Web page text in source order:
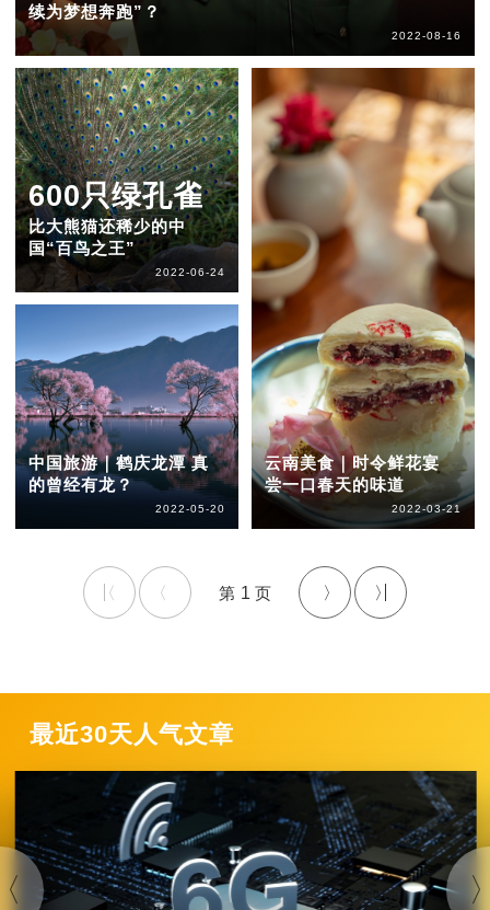
续为梦想奔跑”？
2022-08-16
600只绿孔雀
比大熊猫还稀少的中
国“百鸟之王”
2022-06-24
中国旅游｜鹤庆龙潭 真
的曾经有龙？
2022-05-20
云南美食｜时令鲜花宴
尝一口春天的味道
2022-03-21
1
最近30天人气文章